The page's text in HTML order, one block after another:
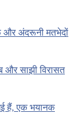
और अंदरूनी मतभेदों
और साझी विरासत
हैं, एक भयानक